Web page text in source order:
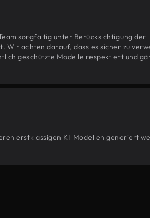
sorgfältig unter Berücksichtigung der
Wir achten darauf, dass es sicher zu
geschützte Modelle respektiert und
erstklassigen KI-Modellen generiert